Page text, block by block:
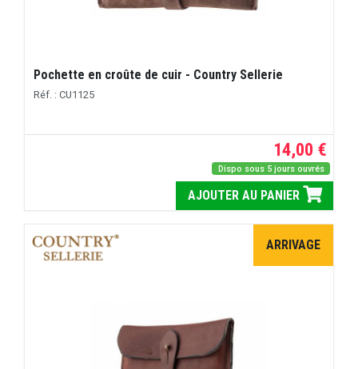
Pochette en croûte de cuir - Country Sellerie
Réf. : CU1125
14,00 €
Dispo sous 5 jours ouvrés
AJOUTER AU PANIER
ARRIVAGE